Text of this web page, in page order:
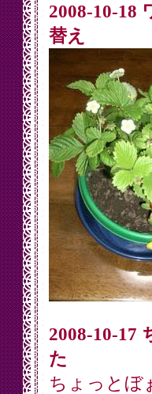
2008-10-18
替え
2008-10-17
た
ちょっとぼ